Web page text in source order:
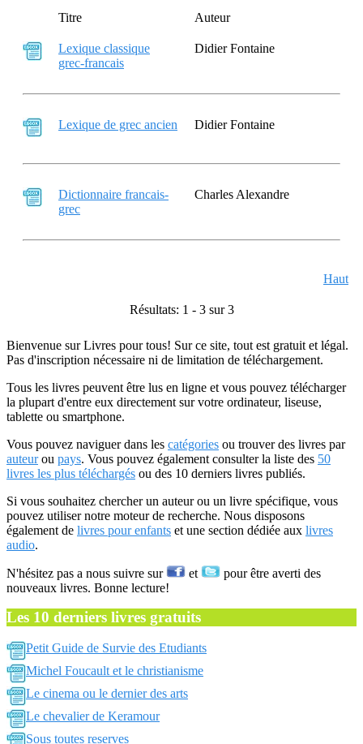
Titre Auteur
Lexique classique
grec-francais
Didier Fontaine
Lexique de grec ancien Didier Fontaine
Dictionnaire francais-
grec
Charles Alexandre
Haut
Résultats: 1 - 3 sur 3
Bienvenue sur Livres pour tous! Sur ce site, tout est gratuit et légal.
Pas d'inscription nécessaire ni de limitation de téléchargement.
Tous les livres peuvent être lus en ligne et vous pouvez télécharger
la plupart d'entre eux directement sur votre ordinateur, liseuse,
tablette ou smartphone.
Vous pouvez naviguer dans les catégories ou trouver des livres par
auteurou pays. Vous pouvez également consulter la liste des 50
livres les plus téléchargés ou des 10 derniers livres publiés.
Si vous souhaitez chercher un auteur ou un livre spécifique, vous
pouvez utiliser notre moteur de recherche. Nous disposons
également de livres pour enfants et une section dédiée aux livres
audio.
N'hésitez pas a nous suivre sur et
pour être averti des
nouveaux livres. Bonne lecture!
Les 10 derniers livres gratuits
Petit Guide de Survie des Etudiants
Michel Foucault et le christianisme
Le cinema ou le dernier des arts
Le chevalier de Keramour
Sous toutes reserves